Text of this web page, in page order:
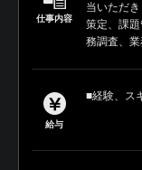
仕事内容
当いただ
策定、課
務調査、
給与
■経験、ス